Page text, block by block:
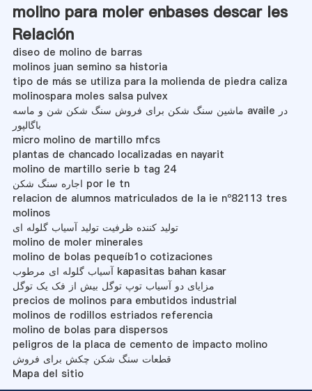
molino para moler enbases descar les
Relación
diseo de molino de barras
molinos juan semino sa historia
tipo de más se utiliza para la molienda de piedra caliza
molinospara moles salsa pulvex
ماشین سنگ شکن برای فروش سنگ شکن شن و ماسه availe در
باگالپور
micro molino de martillo mfcs
plantas de chancado localizadas en nayarit
molino de martillo serie b tag 24
اجاره سنگ شکن por le tn
relacion de alumnos matriculados de la ie nº82113 tres
molinos
تولید کننده ظرفیت تولید آسیاب گلوله ای
molino de moler minerales
molino de bolas pequeíb1o cotizaciones
آسیاب گلوله ای مرطوب kapasitas bahan kasar
مزایای دو آسیاب توپ توگل بیش از فک یک توگل
precios de molinos para embutidos industrial
molinos de rodillos estriados referencia
molino de bolas para dispersos
peligros de la placa de cemento de impacto molino
قطعات سنگ شکن چکش برای فروش
Mapa del sitio